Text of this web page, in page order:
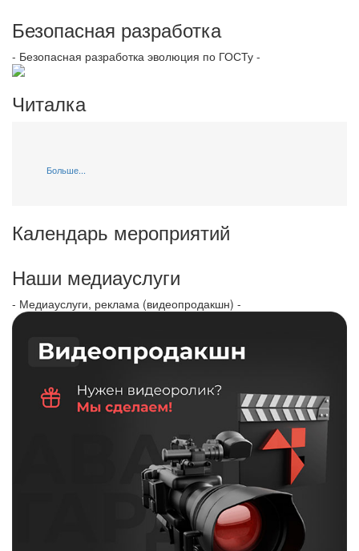
Безопасная разработка
- Безопасная разработка эволюция по ГОСТу -
Читалка
Больше...
Календарь мероприятий
Наши медиауслуги
- Медиауслуги, реклама (видеопродакшн) -